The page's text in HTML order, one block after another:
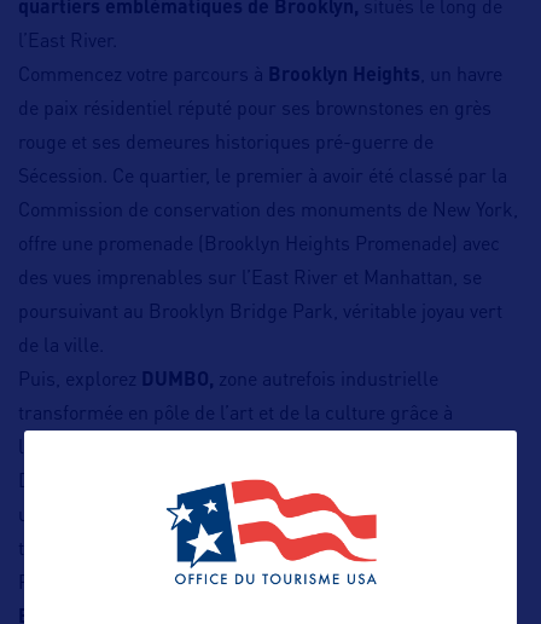
quartiers emblématiques de Brooklyn, situés le long de
l’East River.
Commencez votre parcours à Brooklyn Heights , un havre
de paix résidentiel réputé pour ses brownstones en grès
rouge et ses demeures historiques pré-guerre de
Sécession. Ce quartier, le premier à avoir été classé par la
Commission de conservation des monuments de New York,
offre une promenade (Brooklyn Heights Promenade) avec
des vues imprenables sur l’East River et Manhattan, se
poursuivant au Brooklyn Bridge Park, véritable joyau vert
de la ville.
Puis, explorez DUMBO, zone autrefois industrielle
transformée en pôle de l’art et de la culture grâce à
l’investissement d’un promoteur visionnaire. Aujourd’hui,
DUMBO est un mélange vibrant de galeries d’art, de start-
ups tech de premier plan, d’immobilier de luxe et de lieux
tendances pour manger et faire du shopping.
Pour couronner le tout, vous traverserez le légendaire
Brooklyn Bridge